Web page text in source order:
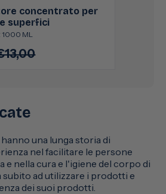
concentrato per
superfici
1000 ML
una lunga storia di
nel facilitare le persone
e nella cura e l'igiene del corpo di
subito ad utilizzare i prodotti e
dei suoi prodotti.